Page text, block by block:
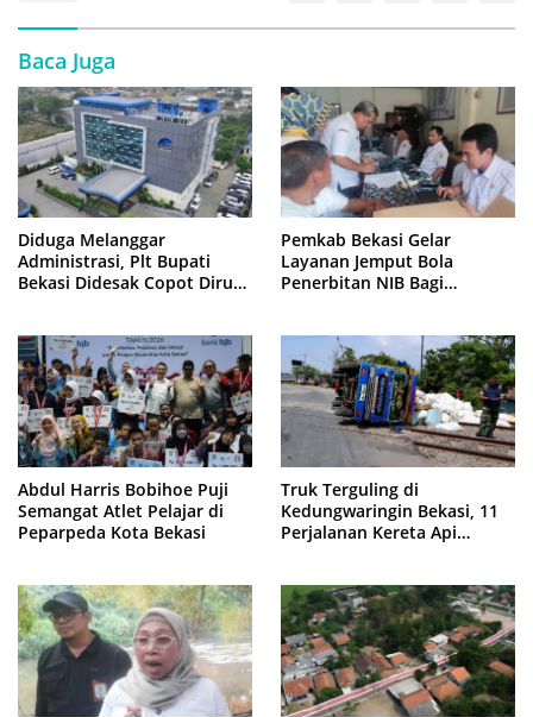
Baca Juga
Diduga Melanggar
Administrasi, Plt Bupati
Bekasi Didesak Copot Dirum
Pemkab Bekasi Gelar
Layanan Jemput Bola
Penerbitan NIB Bagi
Abdul Harris Bobihoe Puji
Semangat Atlet Pelajar di
Peparpeda Kota Bekasi
Truk Terguling di
Kedungwaringin Bekasi, 11
Perjalanan Kereta Api